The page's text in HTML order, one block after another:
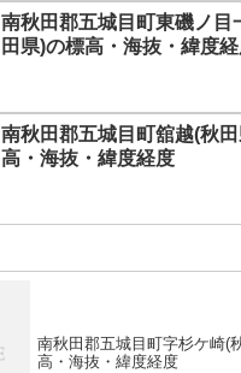
南秋田郡五城目町東磯ノ目
田県)の標高・海抜・緯度
南秋田郡五城目町舘越(秋
高・海抜・緯度経度
南秋田郡五城目町字杉ケ崎(
高・海抜・緯度経度